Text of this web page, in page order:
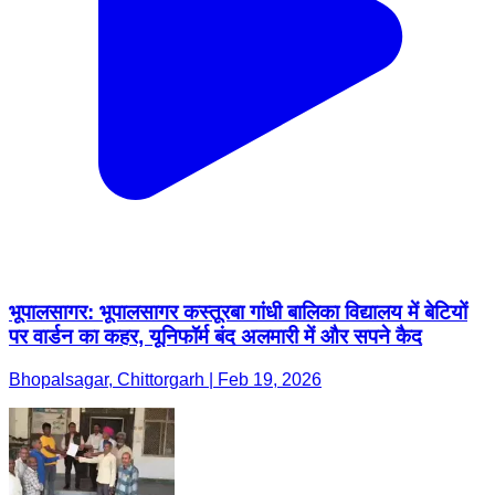
भूपालसागर: भूपालसागर कस्तूरबा गांधी बालिका विद्यालय में बेटियों
पर वार्डन का कहर, यूनिफॉर्म बंद अलमारी में और सपने कैद
Bhopalsagar, Chittorgarh | Feb 19, 2026